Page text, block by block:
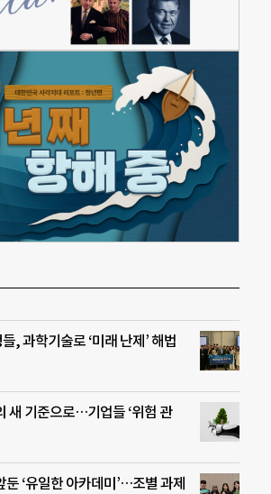
, 과학기술로 ‘미래 난제’ 해법
새 기준으로…기업들 ‘위험 관
‘유일한 아카데미’…조별 과제